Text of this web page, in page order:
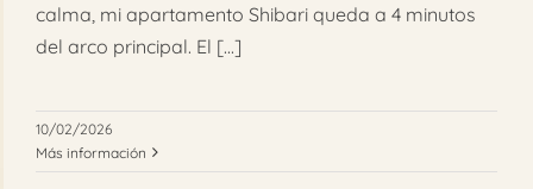
calma, mi apartamento Shibari queda a 4 minutos
del arco principal. El [...]
10/02/2026
Más información